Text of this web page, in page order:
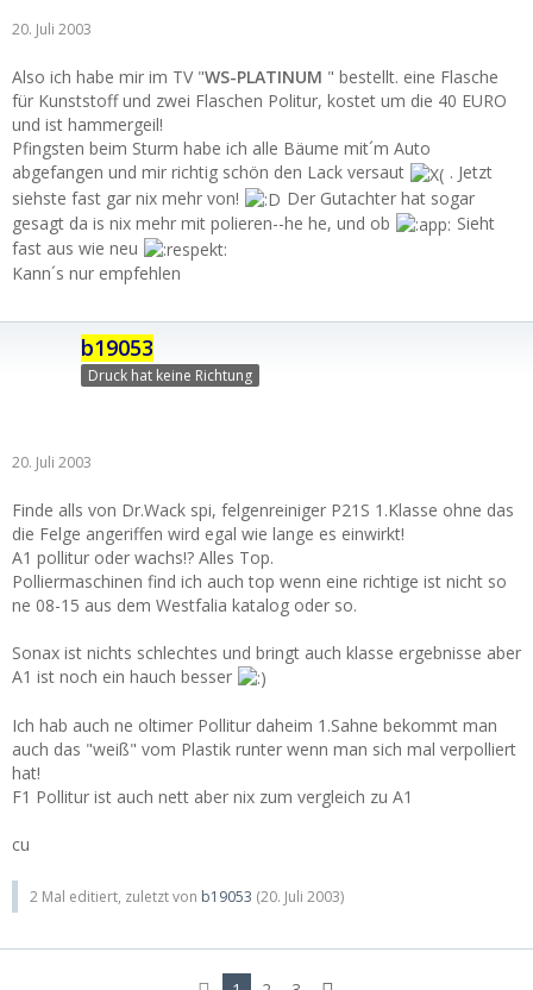
20. Juli 2003
Also ich habe mir im TV "WS-PLATINUM " bestellt. eine Flasche
für Kunststoff und zwei Flaschen Politur, kostet um die 40 EURO
und ist hammergeil!
Pfingsten beim Sturm habe ich alle Bäume mit´m Auto
abgefangen und mir richtig schön den Lack versaut
. Jetzt
siehste fast gar nix mehr von!
Der Gutachter hat sogar
gesagt da is nix mehr mit polieren--he he, und ob
Sieht
fast aus wie neu
Kann´s nur empfehlen
b19053
Druck hat keine Richtung
20. Juli 2003
Finde alls von Dr.Wack spi, felgenreiniger P21S 1.Klasse ohne das
die Felge angeriffen wird egal wie lange es einwirkt!
A1 pollitur oder wachs!? Alles Top.
Polliermaschinen find ich auch top wenn eine richtige ist nicht so
ne 08-15 aus dem Westfalia katalog oder so.
Sonax ist nichts schlechtes und bringt auch klasse ergebnisse aber
A1 ist noch ein hauch besser
Ich hab auch ne oltimer Pollitur daheim 1.Sahne bekommt man
auch das "weiß" vom Plastik runter wenn man sich mal verpolliert
hat!
F1 Pollitur ist auch nett aber nix zum vergleich zu A1
cu
2 Mal editiert, zuletzt von b19053 (20. Juli 2003)